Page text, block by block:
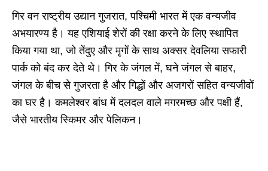
गिर वन राष्ट्रीय उद्यान गुजरात, पश्चिमी भारत में एक वन्यजीव
अभयारण्य है। यह एशियाई शेरों की रक्षा करने के लिए स्थापित
किया गया था, जो तेंदुए और मृगों के साथ अक्सर देवलिया सफारी
पार्क को बंद कर देते थे। गिर के जंगल में, घने जंगल से बाहर,
जंगल के बीच से गुजरता है और गिद्धों और अजगरों सहित वन्यजीवों
का घर है। कमलेश्वर बांध में दलदल वाले मगरमच्छ और पक्षी हैं,
जैसे भारतीय स्किमर और पेलिकन।